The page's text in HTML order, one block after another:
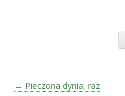
Zobacz wpisy
← Pieczona dynia, raz